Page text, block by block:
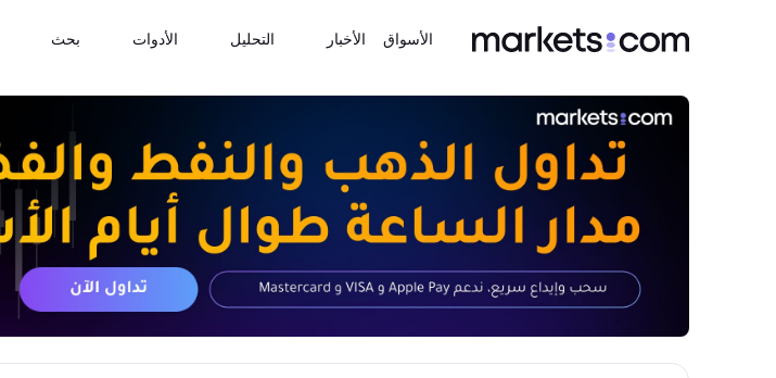
الأسواق الأخبار التحليل الأدوات بحث